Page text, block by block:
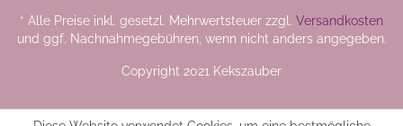
* Alle Preise inkl. gesetzl. Mehrwertsteuer zzgl. Versandkosten
und ggf. Nachnahmegebühren, wenn nicht anders angegeben.
Copyright 2021 Kekszauber